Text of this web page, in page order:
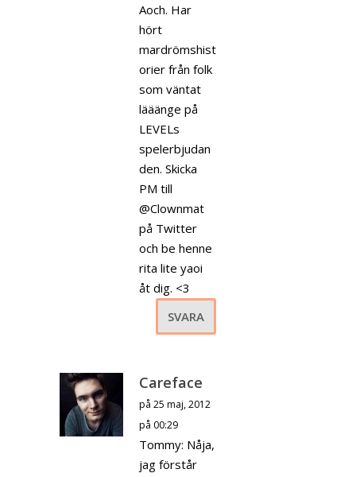
Aoch. Har
hört
mardrömshist
orier från folk
som väntat
lääänge på
LEVELs
spelerbjudan
den. Skicka
PM till
@Clownmat
på Twitter
och be henne
rita lite yaoi
åt dig. <3
SVARA
Careface
på 25 maj, 2012
på 00:29
Tommy: Nåja,
jag förstår